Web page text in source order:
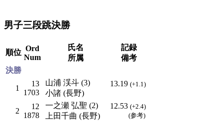
男子三段跳決勝
順位 Ord
Num
氏名
所属
記録
備考
決勝
1
13
1703
山浦 渓斗 (3)
小諸 (長野)
13.19 (+1.1)
2
12
1878
一之瀬 弘聖 (2)
上田千曲 (長野)
12.53 (+2.4)
(参考)